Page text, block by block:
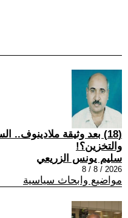
(18) بعد وثيقة ملادينوف..
والتخزين؟!
سليم يونس الزريعي
2026 / 8 / 8
مواضيع وابحاث سياسية